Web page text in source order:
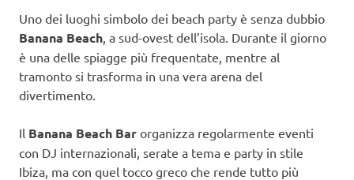
Uno dei luoghi simbolo dei beach party è senza dubbio
Banana Beach , a sud-ovest dell’isola. Durante il giorno
è una delle spiagge più frequentate, mentre al
tramonto si trasforma in una vera arena del
divertimento.
Il Banana Beach Bar organizza regolarmente eventi
con DJ internazionali, serate a tema e party in stile
Ibiza, ma con quel tocco greco che rende tutto più